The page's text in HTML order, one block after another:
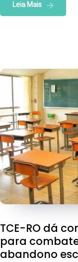
Leia Mais
TCE-RO dá
para
abandono